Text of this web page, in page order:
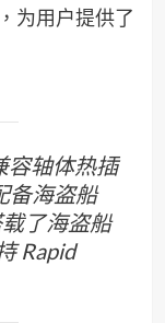
为用户提供了
容轴体热插
备海盗船
了海盗船
Rapid